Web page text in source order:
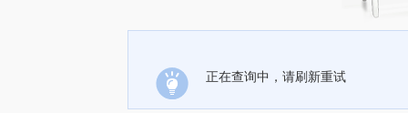
正在查询中，请刷新重试